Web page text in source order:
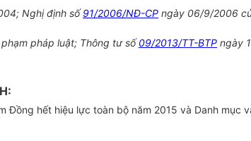
Nghị định số91/2006/NĐ-CP ngày 06/9/2006
pháp luật; Thông tư số09/2013/TT-BTP ngày
hết hiệu lực toàn bộ năm 2015 và Danh mục